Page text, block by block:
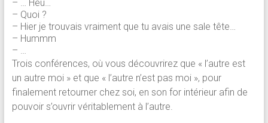
– … Heu…
– Quoi ?
– Hier je trouvais vraiment que tu avais une sale tête…
– Hummm
– …
Trois conférences, où vous découvrirez que « l’autre est
un autre moi » et que « l’autre n’est pas moi », pour
finalement retourner chez soi, en son for intérieur afin de
pouvoir s’ouvrir véritablement à l’autre.